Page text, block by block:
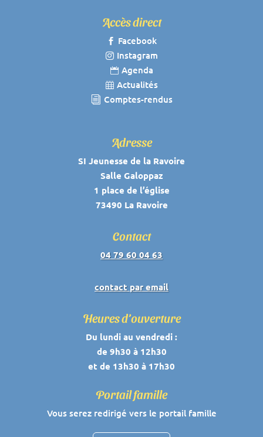
Accès direct
 Facebook
 Instagram
 Agenda
 Actualités
i Comptes-rendus
Adresse
SI Jeunesse de la Ravoire
Salle Galoppaz
1 place de l’église
73490 La Ravoire
Contact
04 79 60 04 63
contact par email
Heures d’ouverture
Du lundi au vendredi :
de 9h30 à 12h30
et de 13h30 à 17h30
Portail famille
Vous serez redirigé vers le portail famille